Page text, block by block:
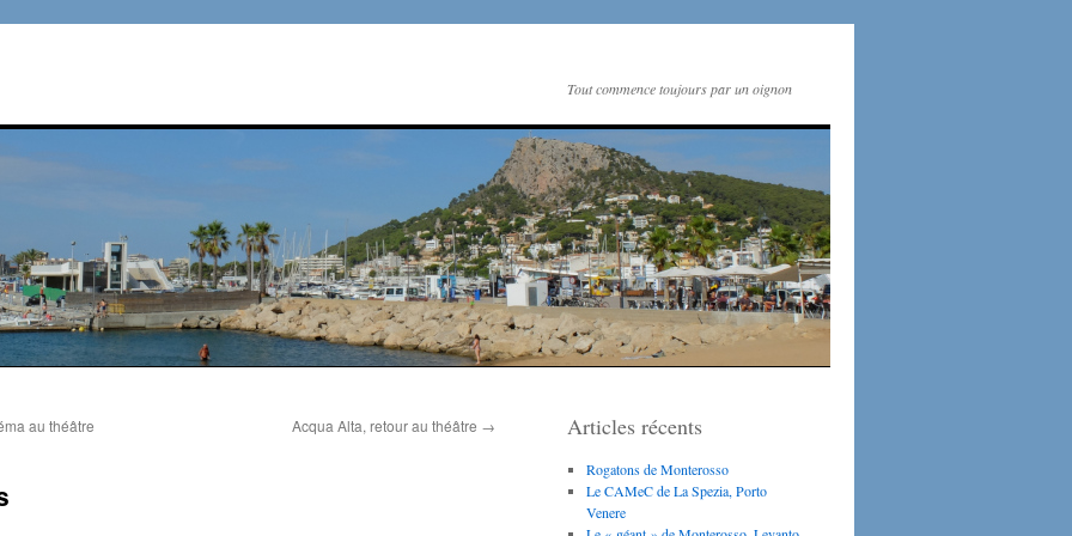
Tout commence toujours par un oignon
au théâtre
Acqua Alta, retour au théâtre → Articles récents
Rogatons de Monterosso
Le CAMeC de La Spezia, Porto
Venere